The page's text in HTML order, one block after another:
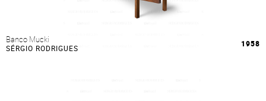
Banco Mucki
SÉRGIO RODRIGUES 1958